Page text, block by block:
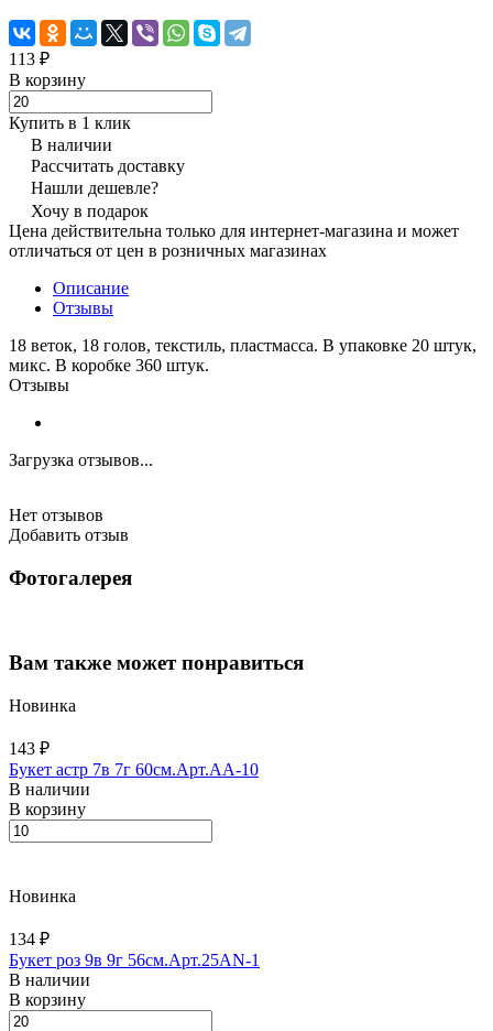
113 ₽
В корзину
Купить в 1 клик
В наличии
Рассчитать доставку
Нашли дешевле?
Хочу в подарок
Цена действительна только для интернет-магазина и может
отличаться от цен в розничных магазинах
Описание
Отзывы
18 веток, 18 голов, текстиль, пластмасса. В упаковке 20 штук,
микс. В коробке 360 штук.
Отзывы
Загрузка отзывов...
Нет отзывов
Добавить отзыв
Фотогалерея
Вам также может понравиться
Новинка
143 ₽
Букет астр 7в 7г 60см.Арт.AA-10
В наличии
В корзину
Новинка
134 ₽
Букет роз 9в 9г 56см.Арт.25AN-1
В наличии
В корзину